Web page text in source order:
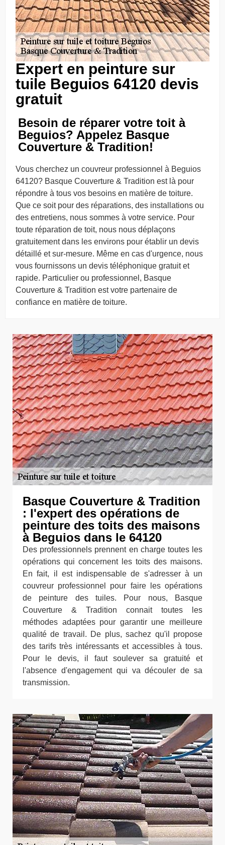
Expert en peinture sur
tuile Beguios 64120 devis
gratuit
Besoin de réparer votre toit à
Beguios? Appelez Basque
Couverture & Tradition!
Vous cherchez un couvreur professionnel à Beguios
64120? Basque Couverture & Tradition est là pour
répondre à tous vos besoins en matière de toiture.
Que ce soit pour des réparations, des installations ou
des entretiens, nous sommes à votre service. Pour
toute réparation de toit, nous nous déplaçons
gratuitement dans les environs pour établir un devis
détaillé et sur-mesure. Même en cas d'urgence, nous
vous fournissons un devis téléphonique gratuit et
rapide. Particulier ou professionnel, Basque
Couverture & Tradition est votre partenaire de
confiance en matière de toiture.
Basque Couverture & Tradition
: l'expert des opérations de
peinture des toits des maisons
à Beguios dans le 64120
Des professionnels prennent en charge toutes les
opérations qui concernent les toits des maisons.
En fait, il est indispensable de s'adresser à un
couvreur professionnel pour faire les opérations
de peinture des tuiles. Pour nous, Basque
Couverture & Tradition connait toutes les
méthodes adaptées pour garantir une meilleure
qualité de travail. De plus, sachez qu'il propose
des tarifs très intéressants et accessibles à tous.
Pour le devis, il faut soulever sa gratuité et
l'absence d'engagement qui va découler de sa
transmission.